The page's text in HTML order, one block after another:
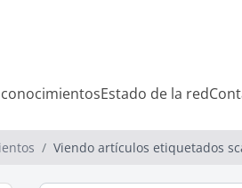
Estado de la red
Viendo artículos etiquetados